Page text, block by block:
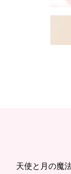
天使と月の魔